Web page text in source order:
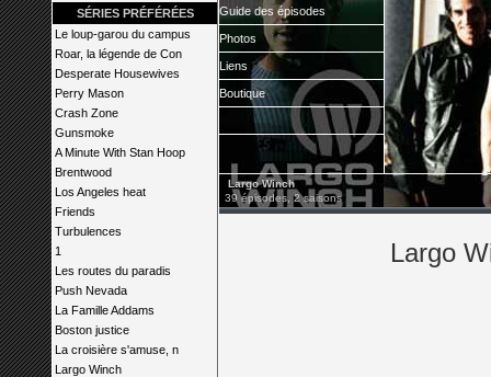
SÉRIES PRÉFÉRÉES
Le loup-garou du campus
Roar, la légende de Con
Desperate Housewives
Perry Mason
Crash Zone
Gunsmoke
A Minute With Stan Hoop
Brentwood
Los Angeles heat
Friends
Turbulences
1
Les routes du paradis
Push Nevada
La Famille Addams
Boston justice
La croisière s'amuse, n
Largo Winch
Guide des épisodes
Photos
Liens
Boutique
Largo Winch
39 épisodes, 2 saisons
Largo